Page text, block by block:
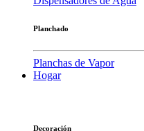
Planchado
Planchas de Vapor
Hogar
Decoración